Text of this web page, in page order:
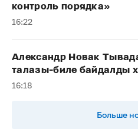
контроль порядка»
16:22
Александр Новак
талазы-биле байдалды
16:18
Больше